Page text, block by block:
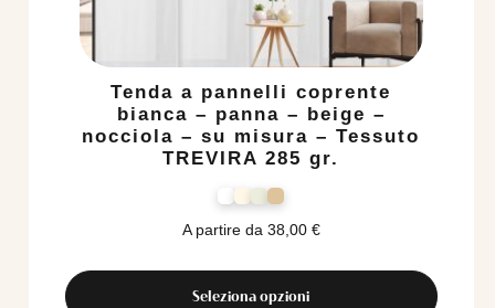
Tenda a pannelli coprente
bianca – panna – beige –
nocciola – su misura – Tessuto
TREVIRA 285 gr.
A partire da 38,00 €
Seleziona opzioni